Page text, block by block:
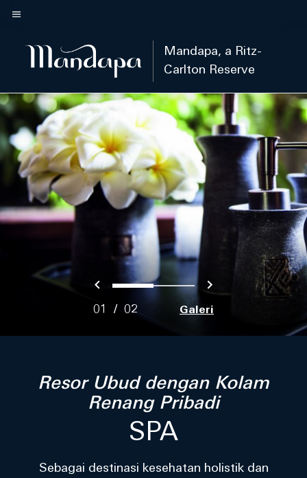
Skip
main
content
Mandapa, a Ritz-
Carlton Reserve
Sebelumnya
0 1 Berikutnya
01 / 02 Galeri
Resor Ubud dengan Kolam
Renang Pribadi
SPA
Sebagai destinasi kesehatan holistik dan